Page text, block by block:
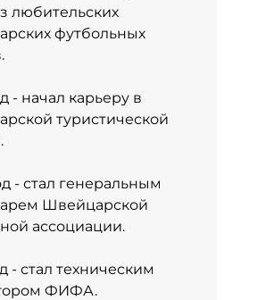
любительских
футбольных
- начал карьеру в
туристической
- стал генеральным
Швейцарской
ассоциации.
- стал техническим
ФИФА.